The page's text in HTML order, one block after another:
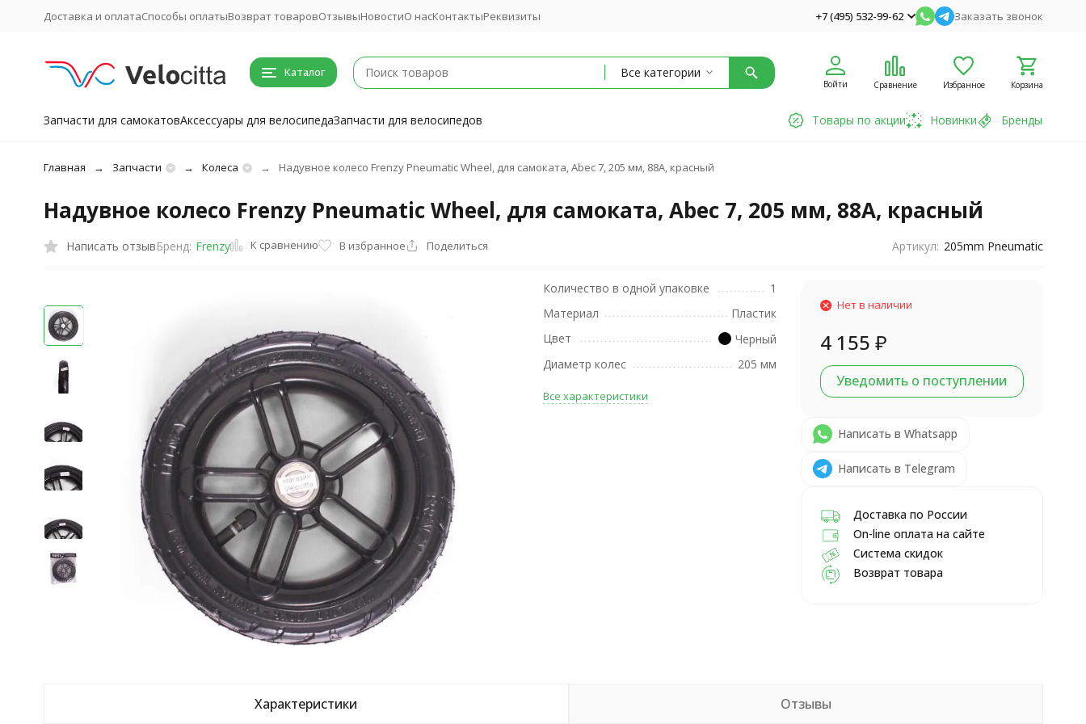
Доставка и оплатаСпособы оплатыВозврат товаровОтзывыНовостиО насКонтактыРеквизиты +7 (495) 532-99-62 Заказать звонок
Каталог Все категории
Войти Сравнение Избранное Корзина
Запчасти для самокатовАксессуары для велосипедаЗапчасти для велосипедов Товары по акции Новинки Бренды
Главная Запчасти Колеса Надувное колесо Frenzy Pneumatic Wheel, для самоката, Abec 7, 205 мм, 88A, красный
Надувное колесо Frenzy Pneumatic Wheel, для самоката, Abec 7, 205 мм, 88A, красный
Написать отзывБренд: Frenzy К сравнению В избранное Поделиться Артикул: 205mm Pneumatic
Количество в одной упаковке
1
Материал
Пластик
Цвет
Черный
Диаметр колес
205 мм
Все характеристики
Нет в наличии
4 155 ₽
Уведомить о поступлении
Написать в Whatsapp
Написать в Telegram
Доставка по России
On-line оплата на сайте
Система скидок
Возврат товара
Характеристики Отзывы